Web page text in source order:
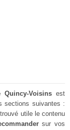
Voisins est
sections suivantes :
utile le contenu
sur vos